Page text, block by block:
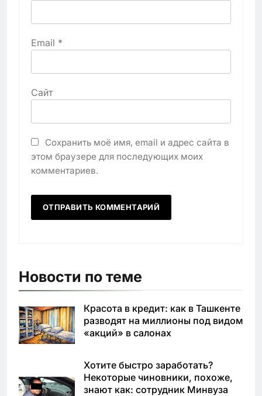
Email *
Сайт
Сохранить моё имя, email и адрес сайта в
этом браузере для последующих моих
комментариев.
Новости по теме
Красота в кредит: как в Ташкенте
разводят на миллионы под видом
«акций» в салонах
Хотите быстро заработать?
Некоторые чиновники, похоже,
знают как: сотрудник Минвуза